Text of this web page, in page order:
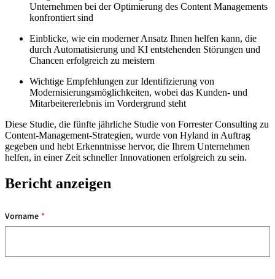
Unternehmen bei der Optimierung des Content Managements
konfrontiert sind
Einblicke, wie ein moderner Ansatz Ihnen helfen kann, die
durch Automatisierung und KI entstehenden Störungen und
Chancen erfolgreich zu meistern
Wichtige Empfehlungen zur Identifizierung von
Modernisierungsmöglichkeiten, wobei das Kunden- und
Mitarbeitererlebnis im Vordergrund steht
Diese Studie, die fünfte jährliche Studie von Forrester Consulting zu
Content-Management-Strategien, wurde von Hyland in Auftrag
gegeben und hebt Erkenntnisse hervor, die Ihrem Unternehmen
helfen, in einer Zeit schneller Innovationen erfolgreich zu sein.
Bericht anzeigen
*
Vorname